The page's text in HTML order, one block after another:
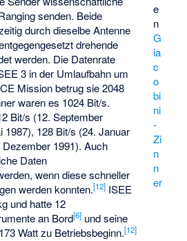
e
n
G
ia
c
o
bi
ni
-
Zi
n
n
er
senden. Beide
durch dieselbe Antenne
drehende
werden. Die Datenrate
3 in der Umlaufbahn um
Mission betrug sie 2048
waren es 1024 Bit/s.
Bit/s (12. September
1987), 128 Bit/s (24. Januar
1991). Auch
Daten
wenn diese schneller
werden konnten.[12] ISEE
und hatte 12
an Bord[6] und seine
Watt zu Betriebsbeginn.[12]